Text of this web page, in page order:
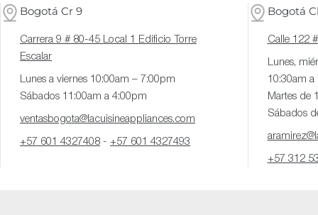
Bogotá Cr 9
Carrera 9 # 80-45 Local 1 Edificio Torre
Escalar
Lunes a viernes 10:00am – 7:00pm
Sábados 11:00am a 4:00pm
ventasbogota@lacuisineappliances.com
+57 601 4327408 - +57 601 4327493
Bogotá
Calle 122
Lunes,
10:30am a
Martes de
Sábados
+57 312